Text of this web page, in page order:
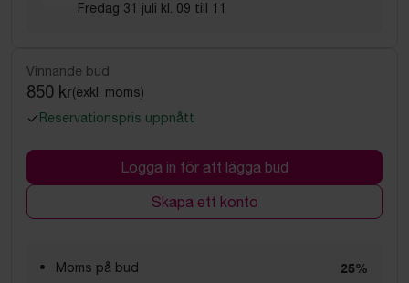
Fredag 31 juli kl. 09 till 11
Vinnande bud
850 kr(exkl. moms)
Reservationspris uppnått
Logga in för att lägga bud
Skapa ett konto
Moms på bud 25%